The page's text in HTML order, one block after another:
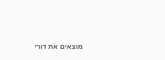
מוצאים את דורי